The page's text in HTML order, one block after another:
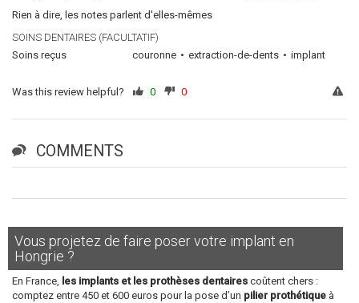
Rien à dire, les notes parlent d'elles-mêmes
SOINS DENTAIRES (FACULTATIF)
Soins reçus
couronne extraction-de-dents implant
Was this review helpful? 0 0
COMMENTS
Vous projetez de faire poser votre implant en
Hongrie ?
En France, les implants et les prothèses dentaires coûtent chers :
comptez entre 450 et 600 euros pour la pose d’un pilier prothétique à